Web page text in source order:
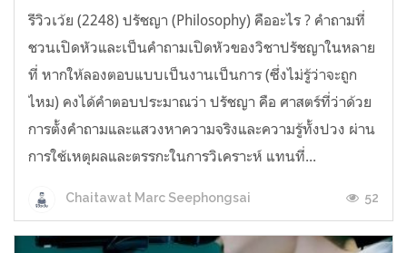
รีวิวเว้ย (2248) ปรัชญา (Philosophy) คืออะไร ? คำถามที่
ชวนเปิดหัวและเป็นคำถามเปิดหัวของวิชาปรัชญาในหลาย
ที่ หากให้ลองตอบแบบเป็นงานเป็นการ (ซึ่งไม่รู้ว่าจะถูก
ไหม) คงได้คำตอบประมาณว่า ปรัชญา คือ ศาสตร์ที่ว่าด้วย
การตั้งคำถามและแสวงหาความจริงและความรู้ทั้งปวง ผ่าน
การใช้เหตุผลและตรรกะในการวิเคราะห์ แทนที่...
Chaitawat Marc Seephongsai 52